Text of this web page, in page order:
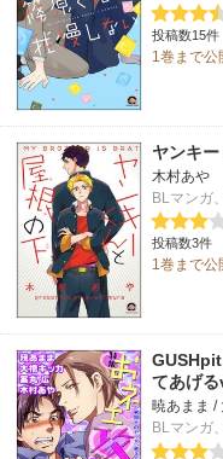
投稿数15件
1巻まで公
ヤンキ
木村あや
BLマンガ
投稿数3件
1巻まで公
GUSHpit
てあげる
暁あまま /
BLマンガ